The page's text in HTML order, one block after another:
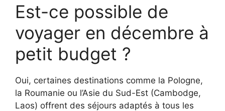
Est-ce possible de
voyager en décembre à
petit budget ?
Oui, certaines destinations comme la Pologne,
la Roumanie ou l’Asie du Sud-Est (Cambodge,
Laos) offrent des séjours adaptés à tous les